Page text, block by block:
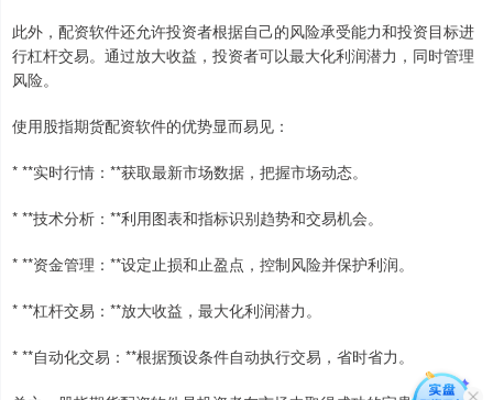
此外，配资软件还允许投资者根据自己的风险承受能力和投资目标进
行杠杆交易。通过放大收益，投资者可以最大化利润潜力，同时管理
风险。
使用股指期货配资软件的优势显而易见：
* **实时行情：**获取最新市场数据，把握市场动态。
* **技术分析：**利用图表和指标识别趋势和交易机会。
* **资金管理：**设定止损和止盈点，控制风险并保护利润。
* **杠杆交易：**放大收益，最大化利润潜力。
* **自动化交易：**根据预设条件自动执行交易，省时省力。